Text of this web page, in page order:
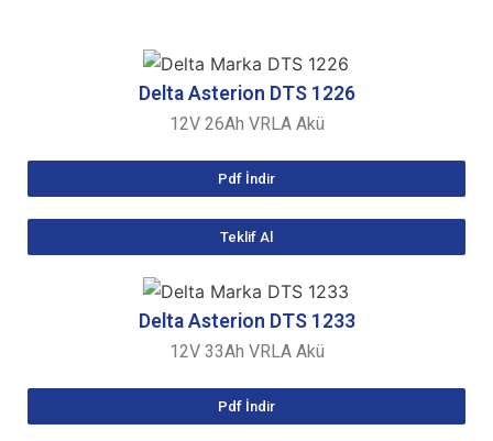
Delta Asterion DTS 1226
12V 26Ah VRLA Akü
Pdf İndir
Teklif Al
Delta Asterion DTS 1233
12V 33Ah VRLA Akü
Pdf İndir